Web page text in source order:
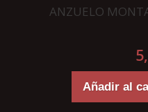
ANZUELO
Añadir al